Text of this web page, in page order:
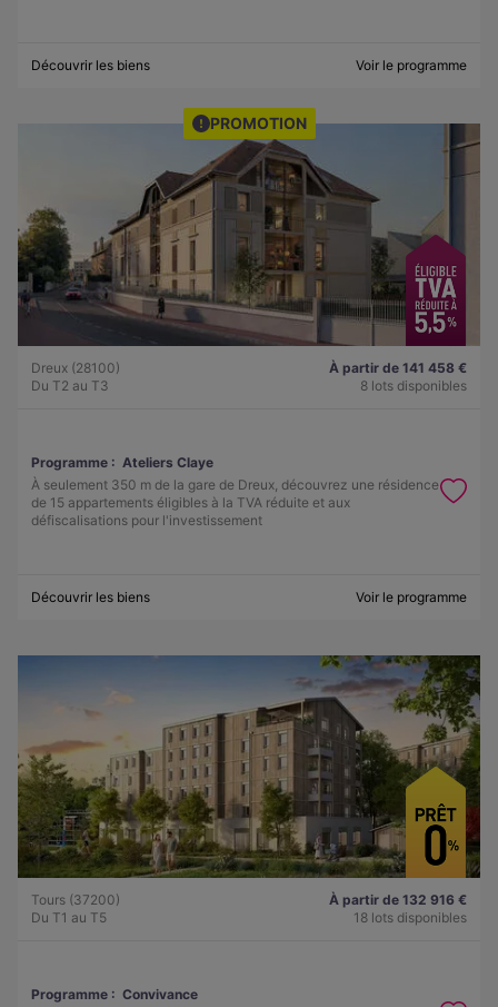
Découvrir les biens Voir le programme
PROMOTION
Dreux (28100)
Du T2 au T3
À partir de 141 458 €
8 lots disponibles
Programme : Ateliers Claye
À seulement 350 m de la gare de Dreux, découvrez une résidence
de 15 appartements éligibles à la TVA réduite et aux
défiscalisations pour l'investissement
Découvrir les biens Voir le programme
Tours (37200)
Du T1 au T5
À partir de 132 916 €
18 lots disponibles
Programme : Convivance